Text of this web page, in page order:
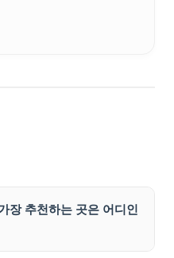
장 추천하는 곳은 어디인